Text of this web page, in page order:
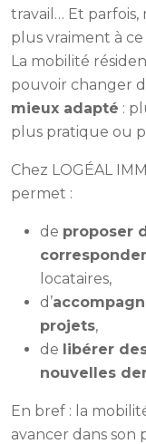
travail… Et
plus vraiment à ce
La mobilité
pouvoir changer
mieux adapté :
plus pratique ou
Chez LOGÉAL
permet :
de proposer
locataires,
d’
projets,
de libérer
nouvelles
En bref : la
avancer dans son